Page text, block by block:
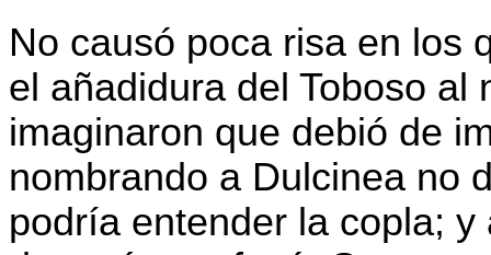
No causó poca risa en los
el añadidura del Toboso al
imaginaron que debió de
nombrando a Dulcinea no
podría entender la copla;